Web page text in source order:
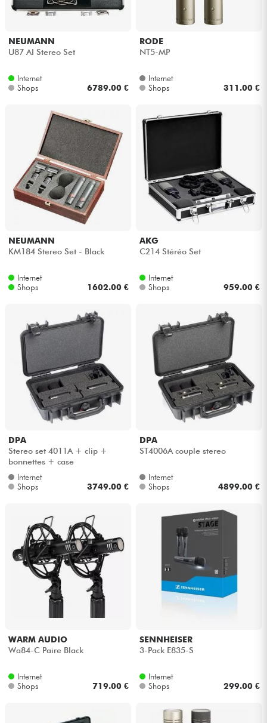
NEUMANN
U87 AI Stereo Set
Internet
Shops
6789.00 €
RODE
NT5-MP
Internet
Shops
311.00 €
NEUMANN
KM184 Stereo Set - Black
Internet
Shops
1602.00 €
AKG
C214 Stéréo Set
Internet
Shops
959.00 €
DPA
Stereo set 4011A + clip +
bonnettes + case
Internet
Shops
3749.00 €
DPA
ST4006A couple stereo
Internet
Shops
4899.00 €
WARM AUDIO
Wa84-C Paire Black
Internet
Shops
719.00 €
SENNHEISER
3-Pack E835-S
Internet
Shops
299.00 €